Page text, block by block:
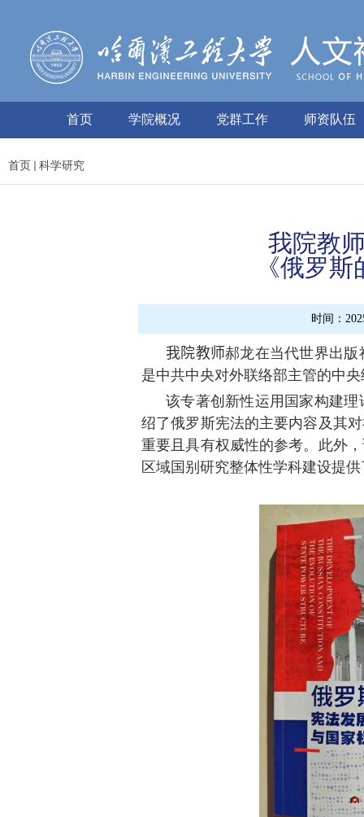
首页 学院概况 党群工作 师资队伍
首页 科学研究
我院教
《俄罗
时间：
我院教师郝龙在当代世界出
是中共中央对外联络部主管的中
该专著创新性运用国家构建
绍了俄罗斯宪法的主要内容及其
重要且具有权威性的参考。此外
区域国别研究整体性学科建设提